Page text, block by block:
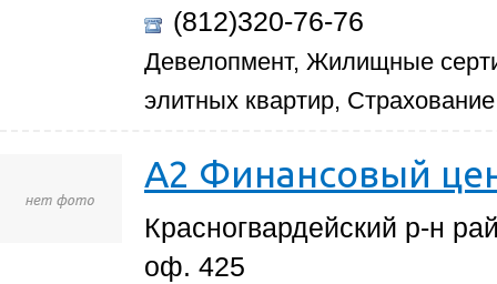
(812)320-76-76
Девелопмент, Жилищные
элитных квартир,
А2 Финансовый
Красногвардейский р-н
оф. 425